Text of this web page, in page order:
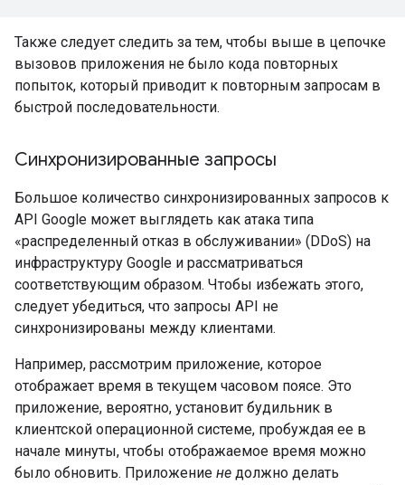
Также следует следить за тем, чтобы выше в цепочке
вызовов приложения не было кода повторных
попыток, который приводит к повторным запросам в
быстрой последовательности.
Синхронизированные запросы
Большое количество синхронизированных запросов к
API Google может выглядеть как атака типа
«распределенный отказ в обслуживании» (DDoS) на
инфраструктуру Google и рассматриваться
соответствующим образом. Чтобы избежать этого,
следует убедиться, что запросы API не
синхронизированы между клиентами.
Например, рассмотрим приложение, которое
отображает время в текущем часовом поясе. Это
приложение, вероятно, установит будильник в
клиентской операционной системе, пробуждая ее в
начале минуты, чтобы отображаемое время можно
было обновить. Приложение не должно делать